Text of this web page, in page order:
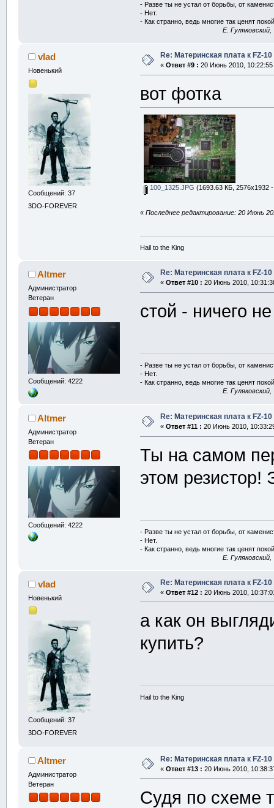
- Разве ты не устал от борьбы, от
- Нет.
- Как странно, ведь многие так ценят
E.
vlad
Новенький
Сообщений: 37
3DO-FOREVER
Re: Материнская плата к FZ-10
« Ответ #9 : 20 Июнь 2010, 10:22:55
вот фотка
100_1325.JPG (1693.63 КБ, 2576x1932
«Последнее редактирование: 20 Июнь
Hail to the King
Altmer
Администратор
Ветеран
Сообщений: 4222
Re: Материнская плата к FZ-10
« Ответ #10 : 20 Июнь 2010,
стой - ничего
- Разве ты не устал от борьбы, от
- Нет.
- Как странно, ведь многие так ценят
E.
Altmer
Администратор
Ветеран
Сообщений: 4222
Re: Материнская плата к FZ-10
« Ответ #11 : 20 Июнь 2010,
Ты на самом
этом
- Разве ты не устал от борьбы, от
- Нет.
- Как странно, ведь многие так ценят
E.
vlad
Новенький
Сообщений: 37
3DO-FOREVER
Re: Материнская плата к FZ-10
« Ответ #12 : 20 Июнь 2010,
а как он
купить?
Hail to the King
Altmer
Администратор
Ветеран
Re: Материнская плата к FZ-10
« Ответ #13 : 20 Июнь 2010,
Судя по схеме